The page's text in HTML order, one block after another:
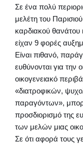
Σε ένα πολύ
μελέτη του
καρδιακού θανάτου
είχαν 9 φορές
Είναι πιθανό,
ευθύνονται για την
οικογενειακό
«διατροφικών,
παραγόντων»,
προσδιορισμό της
των μελών μιας
Σε ότι αφορά τους